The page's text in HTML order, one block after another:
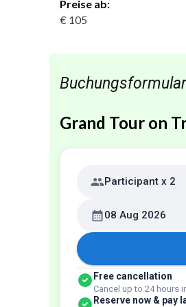
Preise ab:
€ 105
Buchungsformular
Grand Tour on
Participant x 2
08 Aug 2026
Free cancellation
Cancel up to 24 hours
Reserve now & pay